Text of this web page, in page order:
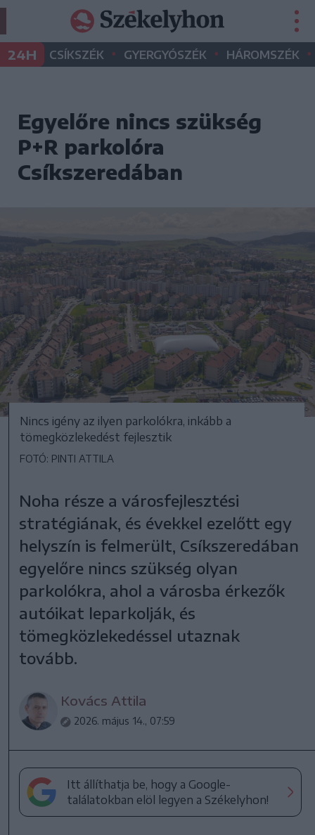
24H CSÍKSZÉK • GYERGYÓSZÉK • HÁROMSZÉK •
Egyelőre nincs szükség
P+R parkolóra
Csíkszeredában
Nincs igény az ilyen parkolókra, inkább a
tömegközlekedést fejlesztik
FOTÓ: PINTI ATTILA
Noha része a városfejlesztési
stratégiának, és évekkel ezelőtt egy
helyszín is felmerült, Csíkszeredában
egyelőre nincs szükség olyan
parkolókra, ahol a városba érkezők
autóikat leparkolják, és
tömegközlekedéssel utaznak
tovább.
Kovács Attila
2026. május 14., 07:59
Itt állíthatja be, hogy a Google-
találatokban elöl legyen a Székelyhon!